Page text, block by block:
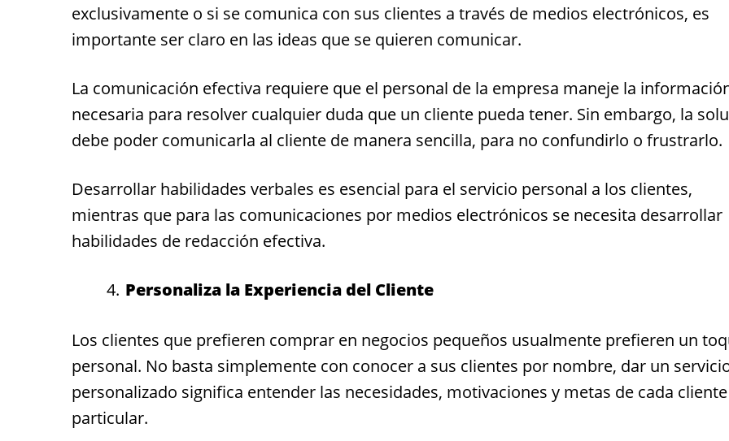
exclusivamente o si se comunica con sus clientes a través de medios electrónicos, es
importante ser claro en las ideas que se quieren comunicar.
La comunicación efectiva requiere que el personal de la empresa maneje la
necesaria para resolver cualquier duda que un cliente pueda tener. Sin embargo, la
debe poder comunicarla al cliente de manera sencilla, para no confundirlo o frustrarlo.
Desarrollar habilidades verbales es esencial para el servicio personal a los clientes,
mientras que para las comunicaciones por medios electrónicos se necesita desarrollar
habilidades de redacción efectiva.
Personaliza la Experiencia del Cliente
Los clientes que prefieren comprar en negocios pequeños usualmente prefieren un
personal. No basta simplemente con conocer a sus clientes por nombre, dar un
personalizado significa entender las necesidades, motivaciones y metas de cada cliente
particular.